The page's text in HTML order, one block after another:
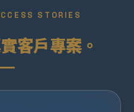
STORIES
客戶專案。